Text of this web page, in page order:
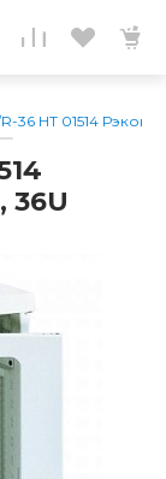
R-36 HT 01514
36U